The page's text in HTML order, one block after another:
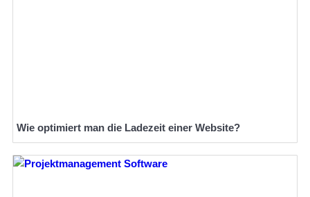
Wie optimiert man die Ladezeit einer Website?